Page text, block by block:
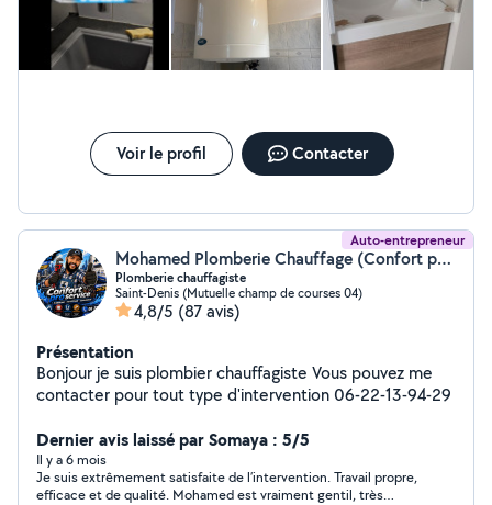
Voir le profil Contacter
Auto-entrepreneur
Mohamed Plomberie Chauffage (Confort pro service)
Plomberie chauffagiste
Saint-Denis (Mutuelle champ de courses 04)
4,8/5 (87 avis)
Présentation
Bonjour je suis plombier chauffagiste Vous pouvez me
contacter pour tout type d'intervention 06-22-13-94-29
Dernier avis laissé par Somaya : 5/5
Il y a 6 mois
Je suis extrêmement satisfaite de l’intervention. Travail propre,
efficace et de qualité. Mohamed est vraiment gentil, très